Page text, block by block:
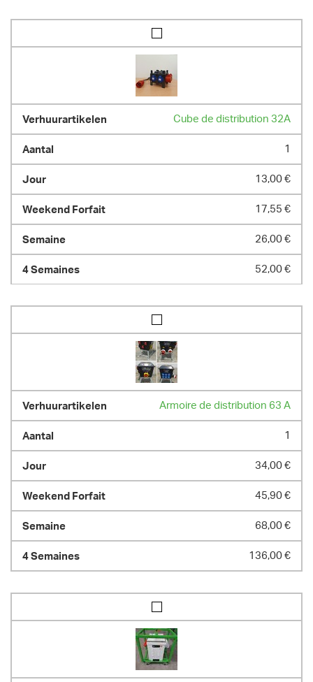
Cube de distribution 32A
1
13,00 €
17,55 €
26,00 €
52,00 €
Armoire de distribution 63 A
1
34,00 €
45,90 €
68,00 €
136,00 €